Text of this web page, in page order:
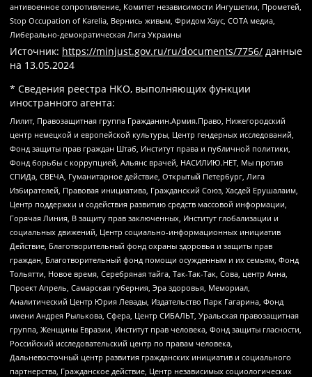
антивоенное сопротивление, Комитет независимости Ингушетии, Прометей,
Stop Occupation of Karelia, Вернись живым, Фридом Хаус, СОТА медиа,
Либерально-демократическая Лига Украины
Источник: https://minjust.gov.ru/ru/documents/7756/ данные
на 13.05.2024
* Сведения реестра НКО, выполняющих функции
иностранного агента:
Лилит, Правозащитная группа Гражданин.Армия.Право, Нижегородский
центр немецкой и европейской культуры, Центр гендерных исследований,
Фонд защиты прав граждан Штаб, Институт права и публичной политики,
Фонд борьбы с коррупцией, Альянс врачей, НАСИЛИЮ.НЕТ, Мы против
СПИДа, СВЕЧА, Гуманитарное действие, Открытый Петербург, Лига
Избирателей, Правовая инициатива, Гражданский Союз, Хасдей Ерушалаим,
Центр поддержки и содействия развитию средств массовой информации,
Горячая Линия, В защиту прав заключенных, Институт глобализации и
социальных движений, Центр социально-информационных инициатив
Действие, Благотворительный фонд охраны здоровья и защиты прав
граждан, Благотворительный фонд помощи осужденным и их семьям, Фонд
Тольятти, Новое время, Серебряная тайга, Так-Так-Так, Сова, центр Анна,
Проект Апрель, Самарская губерния, Эра здоровья, Мемориал,
Аналитический Центр Юрия Левады, Издательство Парк Гагарина, Фонд
имени Андрея Рылькова, Сфера, Центр СИБАЛЬТ, Уральская правозащитная
группа, Женщины Евразии, Институт прав человека, Фонд защиты гласности,
Российский исследовательский центр по правам человека,
Дальневосточный центр развития гражданских инициатив и социального
партнерства, Гражданское действие, Центр независимых социологических